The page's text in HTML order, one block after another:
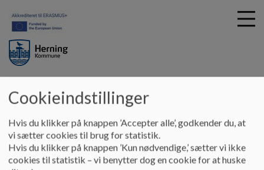
Herningsholmskolen
Referater 18/19
Referater 18/19
Cookieindstillinger
Hvis du klikker på knappen ’Accepter alle’, godkender du, at
vi sætter cookies til brug for statistik.
Hvis du klikker på knappen ’Kun nødvendige,’ sætter vi ikke
cookies til statistik – vi benytter dog en cookie for at huske